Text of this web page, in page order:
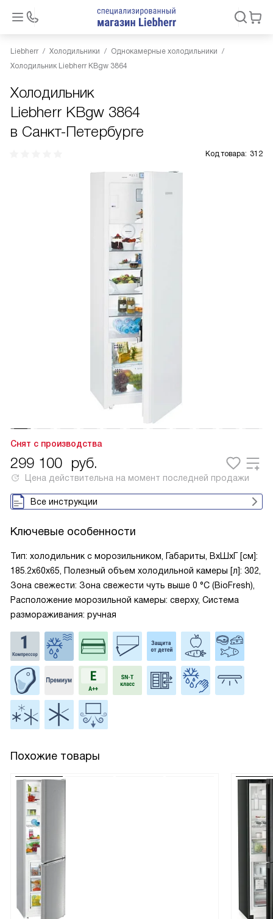
Liebherr Холодильники
Однокамерные холодильники
Холодильник Liebherr KBgw 3864
Холодильник
Liebherr KBgw 3864
в Санкт-Петербурге
Код товара: 312
Снят с производства
299 100 руб.
Цена действительна на момент последней продажи
Все инструкции
Ключевые особенности
Тип: холодильник с морозильником, Габариты, ВxШxГ [см]:
185.2x60x65, Полезный объем холодильной камеры [л]: 302,
Зона свежести: Зона свежести чуть выше 0 °С (BioFresh),
Расположение морозильной камеры: сверху, Система
размораживания: ручная
Похожие товары